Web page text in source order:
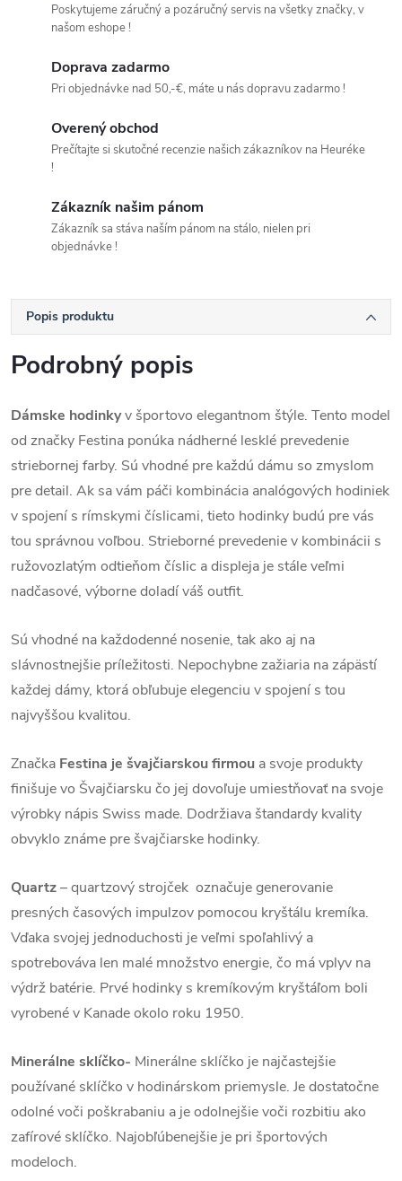
Poskytujeme záručný a pozáručný servis na všetky značky, v
našom eshope !
Doprava zadarmo
Pri objednávke nad 50,-€, máte u nás dopravu zadarmo !
Overený obchod
Prečítajte si skutočné recenzie našich zákazníkov na Heuréke
!
Zákazník našim pánom
Zákazník sa stáva naším pánom na stálo, nielen pri
objednávke !
Popis produktu
Podrobný popis
Dámske hodinkyv športovo elegantnom štýle. Tento model
od značky Festina ponúka nádherné lesklé prevedenie
striebornej farby. Sú vhodné pre každú dámu so zmyslom
pre detail. Ak sa vám páči kombinácia analógových hodiniek
v spojení s rímskymi číslicami, tieto hodinky budú pre vás
tou správnou voľbou. Strieborné prevedenie v kombinácii s
ružovozlatým odtieňom číslic a displeja je stále veľmi
nadčasové, výborne doladí váš outfit.
Sú vhodné na každodenné nosenie, tak ako aj na
slávnostnejšie príležitosti. Nepochybne zažiaria na zápästí
každej dámy, ktorá obľubuje elegenciu v spojení s tou
najvyššou kvalitou.
Značka Festina je švajčiarskou firmou a svoje produkty
finišuje vo Švajčiarsku čo jej dovoľuje umiestňovať na svoje
výrobky nápis Swiss made. Dodržiava štandardy kvality
obvyklo známe pre švajčiarske hodinky.
Quartz– quartzový strojček označuje generovanie
presných časových impulzov pomocou kryštálu kremíka.
Vďaka svojej jednoduchosti je veľmi spoľahlivý a
spotrebováva len malé množstvo energie, čo má vplyv na
výdrž batérie. Prvé hodinky s kremíkovým kryštáľom boli
vyrobené v Kanade okolo roku 1950.
Minerálne sklíčko- Minerálne sklíčko je najčastejšie
používané sklíčko v hodinárskom priemysle. Je dostatočne
odolné voči poškrabaniu a je odolnejšie voči rozbitiu ako
zafírové sklíčko. Najobľúbenejšie je pri športových
modeloch.